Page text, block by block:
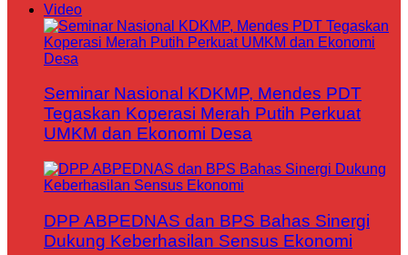
Video
Seminar Nasional KDKMP, Mendes PDT
Tegaskan Koperasi Merah Putih Perkuat
UMKM dan Ekonomi Desa
DPP ABPEDNAS dan BPS Bahas Sinergi
Dukung Keberhasilan Sensus Ekonomi